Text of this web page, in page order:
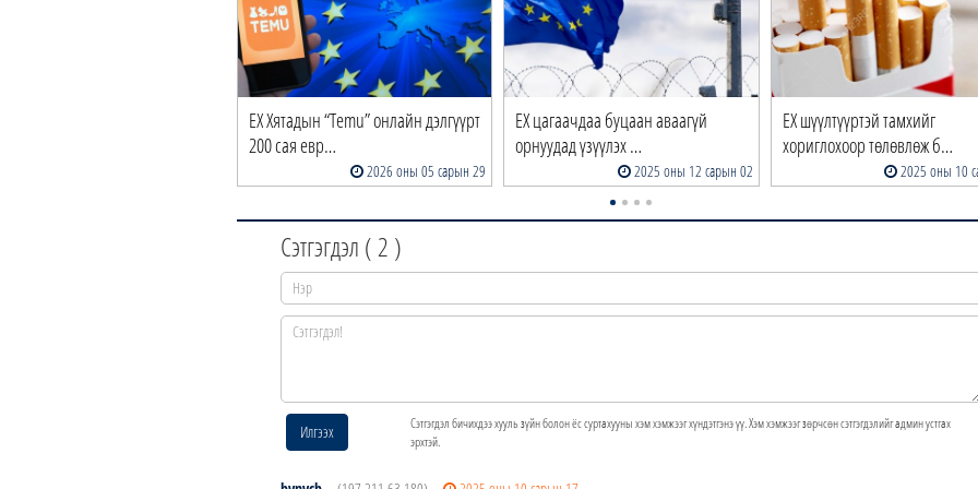
ЕХ Хятадын “Temu” онлайн дэлгүүрт
200 сая евр…
2026 оны 05 сарын 29
ЕХ цагаачдаа буцаан аваагүй
орнуудад үзүүлэх …
2025 оны 12 сарын 02
ЕХ шүүлтүүртэй тамхийг
хориглохоор төлөвлөж б…
2025 оны 10
Сэтгэгдэл (2 )
Илгээх
Сэтгэгдэл бичихдээ хууль зүйн болон ёс суртахууны хэм хэмжээг хүндэтгэнэ үү. Хэм хэмжээг зөрчсөн сэтгэгдэлийг админ устгах
эрхтэй.